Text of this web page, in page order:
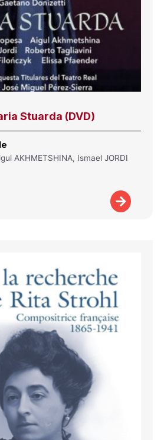
Stuarda (DVD)
AKHMETSHINA, Ismael JORDI